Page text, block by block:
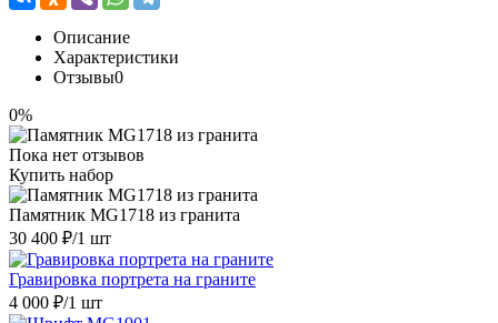
Описание
Характеристики
Отзывы0
0%
Пока нет отзывов
Купить набор
Памятник MG1718 из гранита
30 400 ₽/1 шт
Гравировка портрета на граните
4 000 ₽/1 шт